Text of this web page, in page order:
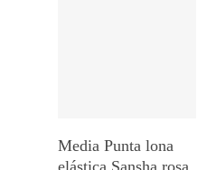
Media Punta lona
elástica Sansha rosa